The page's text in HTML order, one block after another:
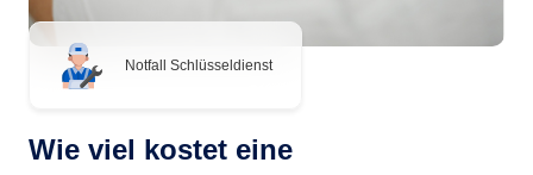
Notfall Schlüsseldienst
Wie viel kostet eine